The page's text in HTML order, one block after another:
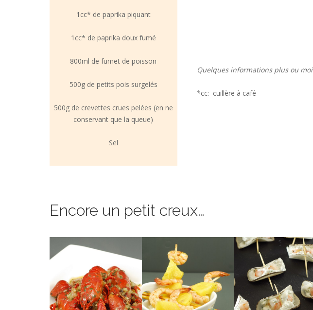
1cc* de paprika piquant
1cc* de paprika doux fumé
800ml de fumet de poisson
500g de petits pois surgelés
500g de crevettes crues pelées (en ne
conservant que la queue)
Sel
Quelques informations plus ou
*cc: cuillère à café
Encore un petit creux…
Des écrevisses cuisinées
dans une délicieuse et
super simple sauce au
whisky.
Parfaites pour un dîner
léger et savoureux.
CREVETTE
Elégant et original.